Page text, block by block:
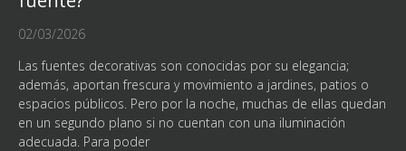
02/03/2026
Las fuentes decorativas son conocidas por su elegancia;
además, aportan frescura y movimiento a jardines, patios o
espacios públicos. Pero por la noche, muchas de ellas quedan
en un segundo plano si no cuentan con una iluminación
adecuada. Para poder